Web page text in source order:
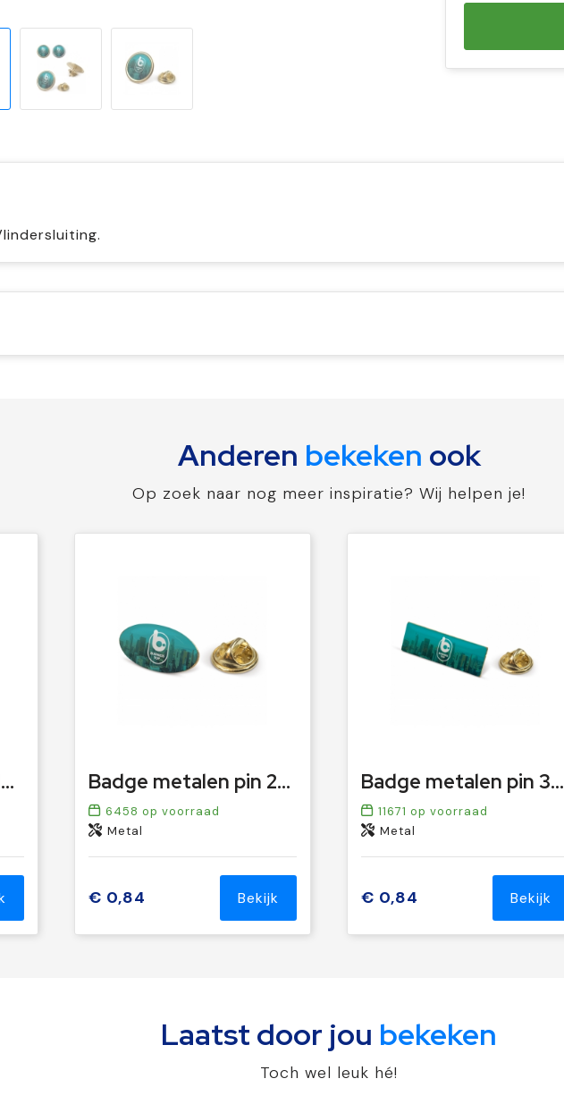
Anderen bekeken ook
Op zoek naar nog meer inspiratie? Wij helpen je!
Badge metalen pin 19x13mm Badge metalen pin 20x12mm
6458 op voorraad
Metal
€ 0,84 Bekijk
Badge metalen pin 30x10mm
11671 op voorraad
Metal
€ 0,84 Bekijk
Laatst door jou bekeken
Toch wel leuk hé!